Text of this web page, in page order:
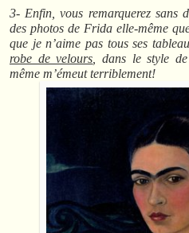
3- Enfin, vous remarquerez sans
des photos de Frida elle-même
que je n’aime pas tous ses
robe de velours , dans le style de
même m’émeut terriblement!